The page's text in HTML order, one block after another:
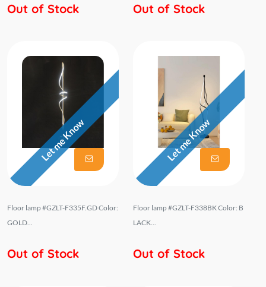
Out of Stock Out of Stock
Let me Know
Floor lamp #GZLT-F335F.GD Color:
GOLD...
Out of Stock
Let me Know
Floor lamp #GZLT-F338BK Color: B
LACK...
Out of Stock